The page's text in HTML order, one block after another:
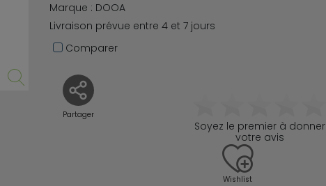
Marque : DOOA
Livraison prévue entre 4 et 7 jours
Comparer
Partager
Soyez le premier à donner
votre avis
Wishlist